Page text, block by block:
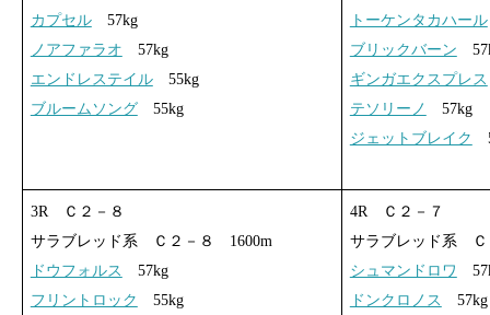
カプセル57kg
ノアファラオ 57kg
エンドレステイル55kg
ブルームソング55kg
トーケンタカハール
ブリックバーン
ギンガエクスプレス
テソリーノ
57kg
ジェットブレイク
3R Ｃ２－８
サラブレッド系 Ｃ２－８ 1600m
ドウフォルス
57kg
フリントロック
55kg
4R Ｃ２－７
サラブレッド系
シュマンドロワ
ドンクロノス
57kg